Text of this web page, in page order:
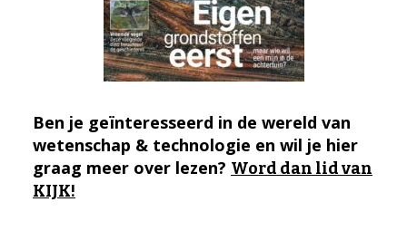
Ben je geïnteresseerd in de wereld van
wetenschap & technologie en wil je hier
graag meer over lezen? Word dan lid van
KIJK!